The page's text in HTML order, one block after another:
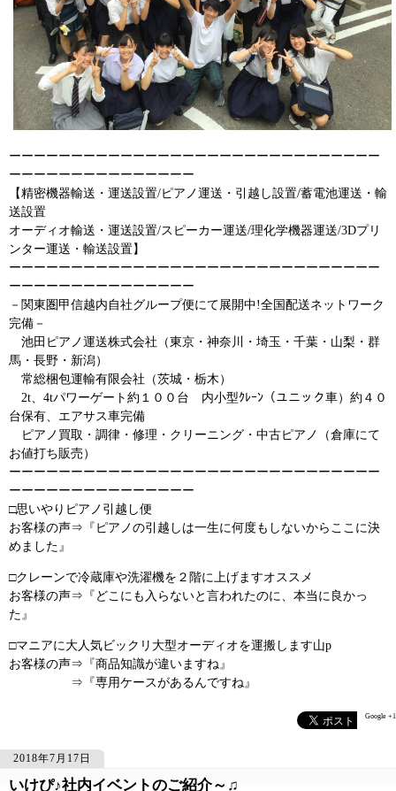
ーーーーーーーーーーーーーーーーーーーーーーーーーーーーーー
ーーーーーーーーーーーーーーー
【精密機器輸送・運送設置/ピアノ運送・引越し設置/蓄電池運送・輸
送設置
オーディオ輸送・運送設置/スピーカー運送/理化学機器運送/3Dプリ
ンター運送・輸送設置】
ーーーーーーーーーーーーーーーーーーーーーーーーーーーーーー
ーーーーーーーーーーーーーーー
－関東圏甲信越内自社グループ便にて展開中!全国配送ネットワーク
完備－
池田ピアノ運送株式会社（東京・神奈川・埼玉・千葉・山梨・群
馬・長野・新潟）
常総梱包運輸有限会社（茨城・栃木）
2t、4tパワーゲート約１００台 内小型ｸﾚｰﾝ（ユニック車）約４０
台保有、エアサス車完備
ピアノ買取・調律・修理・クリーニング・中古ピアノ（倉庫にて
お値打ち販売）
ーーーーーーーーーーーーーーーーーーーーーーーーーーーーーー
ーーーーーーーーーーーーーーー
□思いやりピアノ引越し便
お客様の声⇒『ピアノの引越しは一生に何度もしないからここに決
めました』
□クレーンで冷蔵庫や洗濯機を２階に上げますオススメ
お客様の声⇒『どこにも入らないと言われたのに、本当に良かっ
た』
□マニアに大人気ビックリ大型オーディオを運搬します山p
お客様の声⇒『商品知識が違いますね』
⇒『専用ケースがあるんですね』
Google +1
2018年7月17日
いけぴ♪社内イベントのご紹介～♫